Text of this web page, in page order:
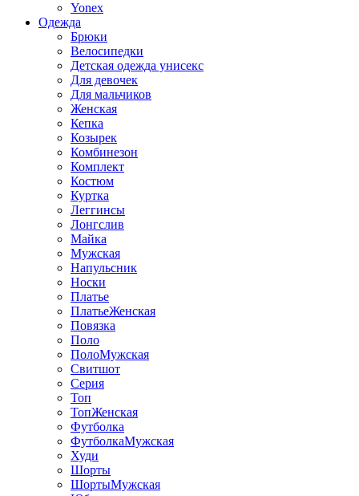
Yonex
Одежда
Брюки
Велосипедки
Детская одежда унисекс
Для девочек
Для мальчиков
Женская
Кепка
Козырек
Комбинезон
Комплект
Костюм
Куртка
Леггинсы
Лонгслив
Майка
Мужская
Напульсник
Носки
Платье
ПлатьеЖенская
Повязка
Поло
ПолоМужская
Свитшот
Серия
Топ
ТопЖенская
Футболка
ФутболкаМужская
Худи
Шорты
ШортыМужская